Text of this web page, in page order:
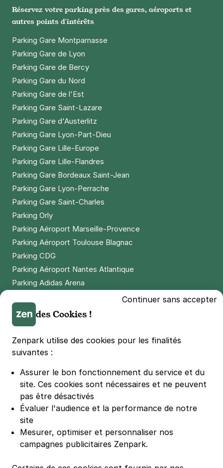
Réservez votre parking près des gares, aéroports et
autres points d'intérêts
Parking Gare Montparnasse
Parking Gare de Lyon
Parking Gare de Bercy
Parking Gare du Nord
Parking Gare de l'Est
Parking Gare Saint-Lazare
Parking Gare d'Austerlitz
Parking Gare Lyon-Part-Dieu
Parking Gare Lille-Europe
Parking Gare Lille-Flandres
Parking Gare Bordeaux Saint-Jean
Parking Gare Lyon-Perrache
Parking Gare Saint-Charles
Parking Orly
Parking Aéroport Marseille-Provence
Parking Aéroport Toulouse Blagnac
Parking CDG
Parking Aéroport Nantes Atlantique
Parking Adidas Arena
Parking LDLC Arena
Parking Stade Pierre Mauroy
Parking Groupama Stadium
Parking Vélodrome
Parking Bercy
Parking La Défense Arena
Parking Les 4 temps
Parking Nation
Parking Porte de Versailles
Parking Lille Grand Palais
Continuer sans accepter
des Cookies !
Zenpark utilise des cookies pour les finalités
suivantes :
Assurer le bon fonctionnement du service et du
site. Ces cookies sont nécessaires et ne peuvent
pas être désactivés
Évaluer l'audience et la performance de notre
site
Mesurer, optimiser et personnaliser nos
campagnes publicitaires Zenpark.